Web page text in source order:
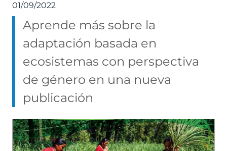
01/09/2022
Aprende más sobre la
adaptación basada en
ecosistemas con perspectiva
de género en una nueva
publicación